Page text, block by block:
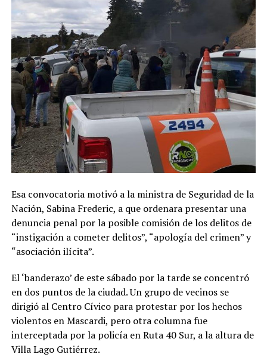
Esa convocatoria motivó a la ministra de Seguridad de la
Nación, Sabina Frederic, a que ordenara presentar una
denuncia penal por la posible comisión de los delitos de
“instigación a cometer delitos”, “apología del crimen” y
“asociación ilícita”.
El ‘banderazo’ de este sábado por la tarde se concentró
en dos puntos de la ciudad. Un grupo de vecinos se
dirigió al Centro Cívico para protestar por los hechos
violentos en Mascardi, pero otra columna fue
interceptada por la policía en Ruta 40 Sur, a la altura de
Villa Lago Gutiérrez.